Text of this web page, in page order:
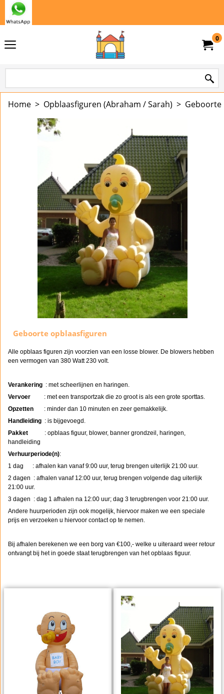
0
Home > Opblaasfiguren (Abraham / Sarah) > Geboorte
Geboorte opblaasfiguren
Alle opblaas figuren zijn voorzien van een losse blower. De blowers hebben
een vermogen van 380 Watt 230 volt.
Verankering : met scheerlijnen en haringen.
Vervoer
: met een transportzak die zo groot is als een grote sporttas.
Opzetten : minder dan 10 minuten en zeer gemakkelijk.
Handleiding : is bijgevoegd.
Pakket
: opblaas figuur, blower, banner grondzeil, haringen,
handleiding
Verhuurperiode(n):
1 dag : afhalen kan vanaf 9:00 uur, terug brengen uiterlijk 21:00 uur.
2 dagen : afhalen vanaf 12:00 uur, terug brengen volgende dag uiterlijk
21:00 uur.
3 dagen : dag 1 afhalen na 12:00 uur; dag 3 terugbrengen voor 21:00 uur.
Andere huurperioden zijn ook mogelijk, hiervoor maken we een speciale
prijs en verzoeken u hiervoor contact op te nemen.
Bij afhalen berekenen we een borg van €100,- welke u uiteraard weer retour
ontvangt bij het in goede staat terugbrengen van het opblaas figuur.